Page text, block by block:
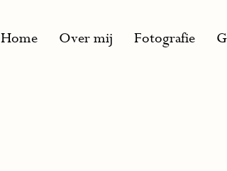
Home Over mij Fotografie